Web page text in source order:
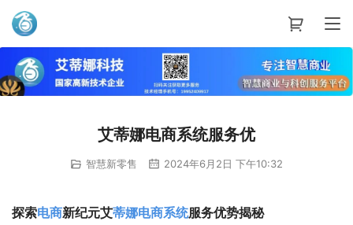
艾蒂娜科技
艾蒂娜电商系统服务优
智慧新零售 2024年6月2日 下午10:32
探索电商新纪元艾蒂娜电商系统服务优势揭秘